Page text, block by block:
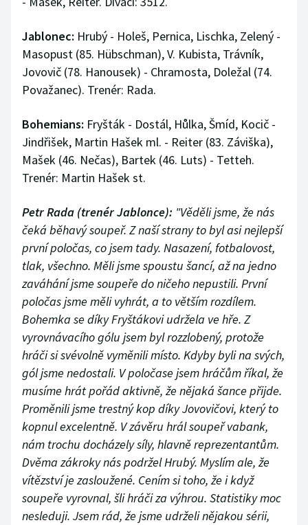
Jablonec: Hrubý - Holeš, Pernica, Lischka, Zelený -
Masopust (85. Hübschman), V. Kubista, Trávník,
Jovovič (78. Hanousek) - Chramosta, Doležal (74.
Považanec). Trenér: Rada.
Bohemians: Fryšták - Dostál, Hůlka, Šmíd, Kocič -
Jindřišek, Martin Hašek ml. - Reiter (83. Záviška),
Mašek (46. Nečas), Bartek (46. Luts) - Tetteh.
Trenér: Martin Hašek st.
Petr Rada (trenér Jablonce): "Věděli jsme, že nás
čeká běhavý soupeř. Z naší strany to byl asi nejlepší
první poločas, co jsem tady. Nasazení, fotbalovost,
tlak, všechno. Měli jsme spoustu šancí, až na jedno
zaváhání jsme soupeře do ničeho nepustili. První
poločas jsme měli vyhrát, a to větším rozdílem.
Bohemka se díky Fryštákovi udržela ve hře. Z
vyrovnávacího gólu jsem byl rozzlobený, protože
hráči si svévolně vyměnili místo. Kdyby byli na svých,
gól jsme nedostali. V poločase jsem hráčům říkal, že
musíme hrát pořád aktivně, že nějaká šance přijde.
Proměnili jsme trestný kop díky Jovovičovi, který to
kopnul excelentně. V závěru hrál soupeř vabank,
nám trochu docházely síly, hlavně reprezentantům.
Dvěma zákroky nás podržel Hrubý. Myslím ale, že
vítězství je zasloužené. Cením si toho, že i když
soupeře vyrovnal, šli hráči za výhrou. Statistiky moc
nesleduji. Jsem rád, že jsme udrželi nějakou sérii,